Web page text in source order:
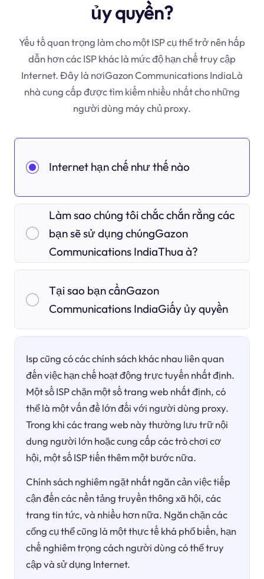
ủy quyền?
Yếu tố quan trọng làm cho một ISP cụ thể trở nên hấp
dẫn hơn các ISP khác là mức độ hạn chế truy cập
Internet. Đây là nơiGazon Communications IndiaLà
nhà cung cấp được tìm kiếm nhiều nhất cho những
người dùng máy chủ proxy.
Internet hạn chế như thế nào
Làm sao chúng tôi chắc chắn rằng các
bạn sẽ sử dụng chúngGazon
Communications IndiaThua à?
Tại sao bạn cầnGazon
Communications IndiaGiấy ủy quyền
Isp cũng có các chính sách khác nhau liên quan
đến việc hạn chế hoạt động trực tuyến nhất định.
Một số ISP chặn một số trang web nhất định, có
thể là một vấn đề lớn đối với người dùng proxy.
Trong khi các trang web này thường lưu trữ nội
dung người lớn hoặc cung cấp các trò chơi cơ
hội, một số ISP tiến thêm một bước nữa.
Chính sách nghiêm ngặt nhất ngăn cản việc tiếp
cận đến các nền tảng truyền thông xã hội, các
trang tin tức, và nhiều hơn nữa. Ngăn chặn các
cổng cụ thể cũng là một thực tế khá phổ biến, hạn
chế nghiêm trọng cách người dùng có thể truy
cập và sử dụng Internet.